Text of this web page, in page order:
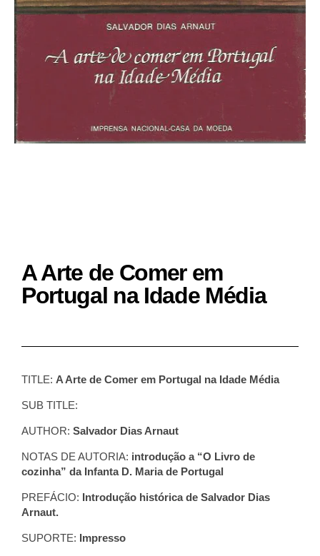
A Arte de Comer em
Portugal na Idade Média
TITLE: A Arte de Comer em Portugal na Idade Média
SUB TITLE:
AUTHOR: Salvador Dias Arnaut
NOTAS DE AUTORIA: introdução a “O Livro de
cozinha” da Infanta D. Maria de Portugal
PREFÁCIO: Introdução histórica de Salvador Dias
Arnaut.
SUPORTE: Impresso